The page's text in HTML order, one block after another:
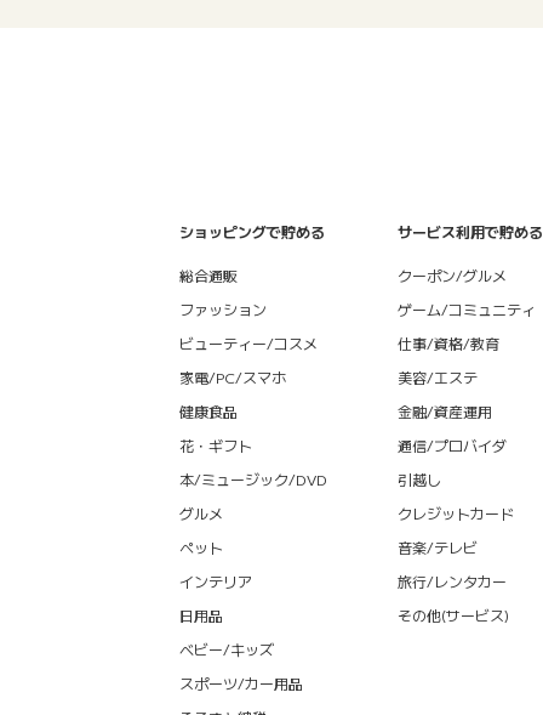
ショッピングで貯める
総合通販
ファッション
ビューティー/コスメ
家電/PC/スマホ
健康食品
花・ギフト
本/ミュージック/DVD
グルメ
ペット
インテリア
日用品
ベビー/キッズ
スポーツ/カー用品
サービス利用で貯める
クーポン/グルメ
ゲーム/コミュニティ
仕事/資格/教育
美容/エステ
金融/資産運用
通信/プロバイダ
引越し
クレジットカード
音楽/テレビ
旅行/レンタカー
その他(サービス)